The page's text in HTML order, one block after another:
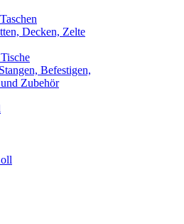
Decken, Zelte
Befestigen,
Zubehör